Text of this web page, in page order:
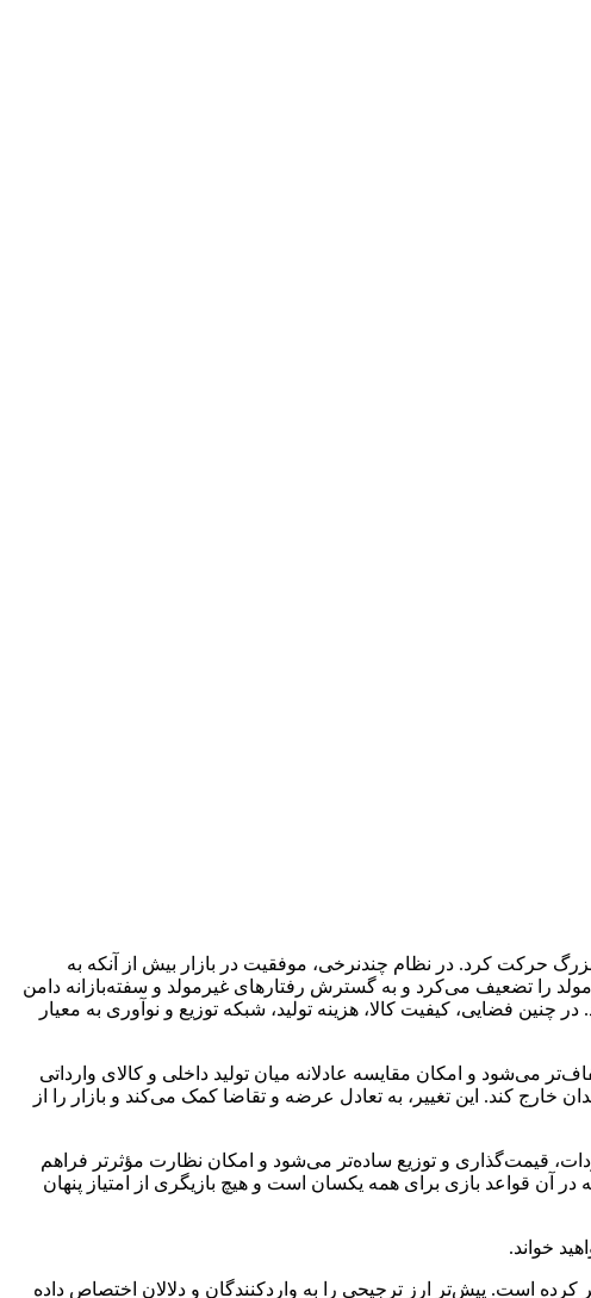
حرکت کرد. در نظام چندنرخی، موفقیت در بازار بیش از آنکه به
را تضعیف می‌کرد و به گسترش رفتارهای غیرمولد و سفته‌بازانه دامن
فضایی، کیفیت کالا، هزینه تولید، شبکه توزیع و نوآوری به معیار
می‌شود و امکان مقایسه عادلانه میان تولید داخلی و کالای وارداتی
خارج کند. این تغییر، به تعادل عرضه و تقاضا کمک می‌کند و بازار را از
قیمت‌گذاری و توزیع ساده‌تر می‌شود و امکان نظارت مؤثرتر فراهم
آن قواعد بازی برای همه یکسان است و هیچ بازیگری از امتیاز پنهان
خواند.
است. پیش‌تر ارز ترجیحی را به واردکنندگان و دلالان اختصاص داده